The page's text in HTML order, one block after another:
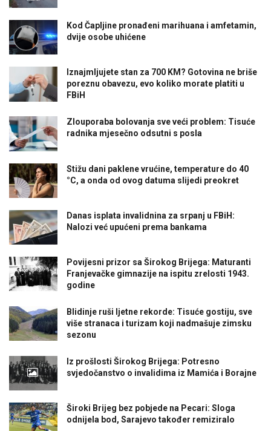
Kod Čapljine pronađeni marihuana i amfetamin,
dvije osobe uhićene
Iznajmljujete stan za 700 KM? Gotovina ne briše
poreznu obavezu, evo koliko morate platiti u
FBiH
Zlouporaba bolovanja sve veći problem: Tisuće
radnika mjesečno odsutni s posla
Stižu dani paklene vrućine, temperature do 40
°C, a onda od ovog datuma slijedi preokret
Danas isplata invalidnina za srpanj u FBiH:
Nalozi već upućeni prema bankama
Povijesni prizor sa Širokog Brijega: Maturanti
Franjevačke gimnazije na ispitu zrelosti 1943.
godine
Blidinje ruši ljetne rekorde: Tisuće gostiju, sve
više stranaca i turizam koji nadmašuje zimsku
sezonu
Iz prošlosti Širokog Brijega: Potresno
svjedočanstvo o invalidima iz Mamića i Borajne
Široki Brijeg bez pobjede na Pecari: Sloga
odnijela bod, Sarajevo također remiziralo